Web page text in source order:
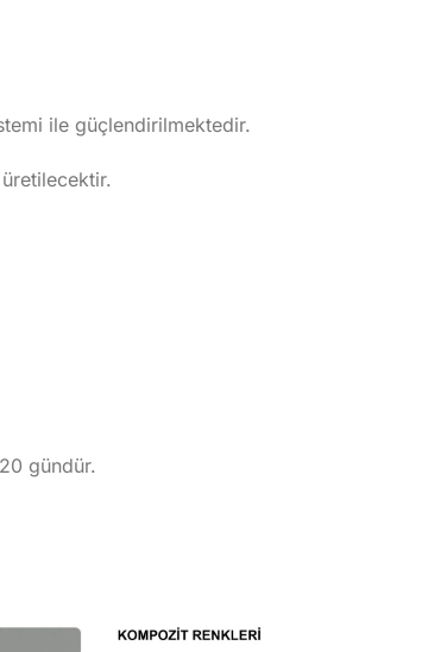
ile güçlendirilmektedir.
gündür.